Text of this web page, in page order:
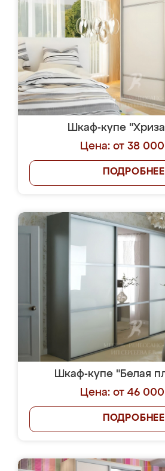
Шкаф-купе
Цена: от 38
ПОДРОБНЕЕ
Шкаф-купе "Белая
Цена: от 46
ПОДРОБНЕЕ